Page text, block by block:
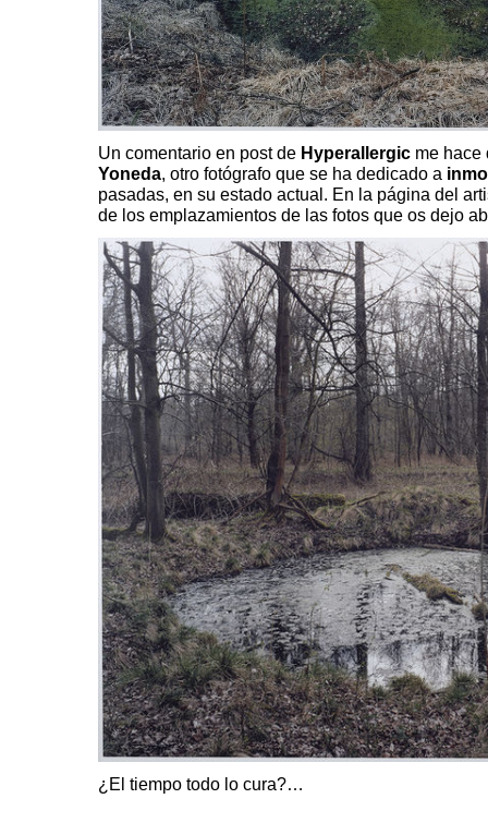
Un comentario en post de Hyperallergic me
Yoneda, otro fotógrafo que se ha dedicado a
pasadas, en su estado actual. En la página del
de los emplazamientos de las fotos que os dejo
¿El tiempo todo lo cura?…